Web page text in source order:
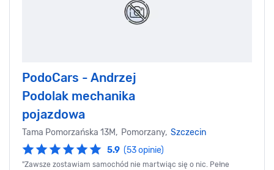
PodoCars - Andrzej
Podolak mechanika
pojazdowa
Tama Pomorzańska 13M, Pomorzany, Szczecin
5.9 (53 opinie)
"Zawsze zostawiam samochód nie martwiąc się o nic. Pełne